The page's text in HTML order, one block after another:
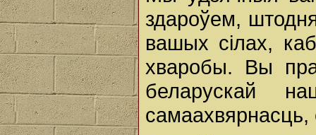
здароўем, штодня
вашых сілах,
хваробы. Вы
беларускай
самаахвярнасць,